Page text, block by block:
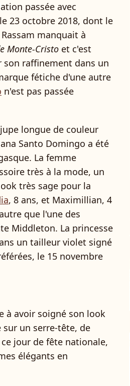
passée avec
23 octobre 2018, dont le
manquait à
Monte-Cristo et c'est
son raffinement dans un
fétiche d'une autre
n'est pas passée
longue de couleur
Santo Domingo a été
La femme
très à la mode, un
très sage pour la
, 8 ans, et Maximillian, 4
que l'une des
Middleton. La princesse
un tailleur violet signé
le 15 novembre
à avoir soigné son look
un serre-tête, de
jour de fête nationale,
élégants en